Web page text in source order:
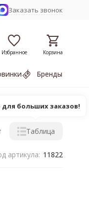
Заказать звонок
Избранное Корзина
Бренды
Таблица
артикула: 11822
больших заказов!